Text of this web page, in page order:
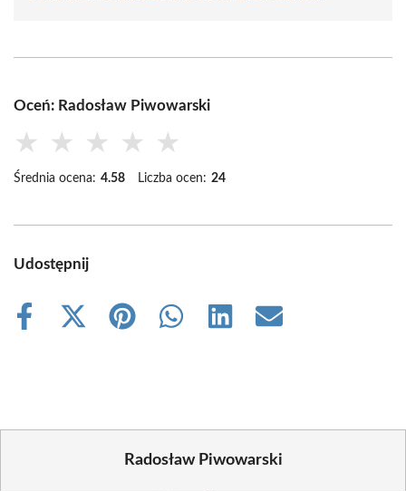
Oceń: Radosław Piwowarski
★ ★ ★ ★ ★
Średnia ocena: 4.58 Liczba ocen: 24
Udostępnij
Share
Share
Share
Share
Share
Share
Radosław Piwowarski